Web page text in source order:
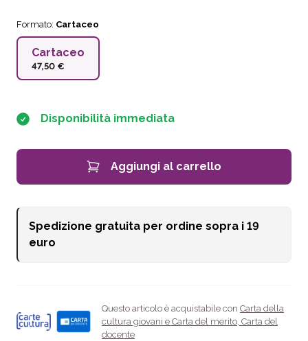
Formato: Cartaceo
Cartaceo
47,50 €
Disponibilità immediata
Aggiungi al carrello
Spedizione gratuita per ordine sopra i 19
euro
Questo articolo è acquistabile con Carta della
cultura giovani e Carta del merito, Carta del
docente